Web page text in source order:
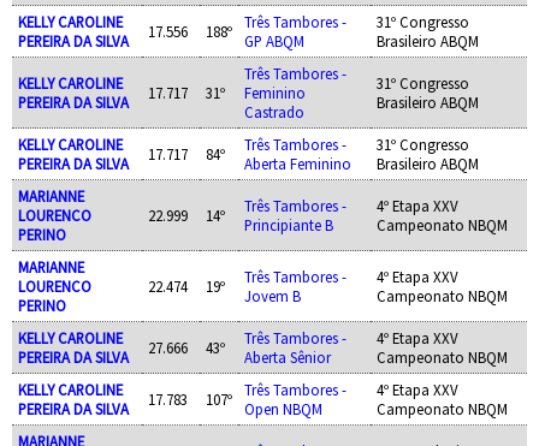
KELLY CAROLINE
PEREIRA DA SILVA
17.556 188º
Três Tambores -
GP ABQM
31º Congresso
Brasileiro ABQM
KELLY CAROLINE
PEREIRA DA SILVA
17.717 31º
Três Tambores -
Feminino
Castrado
31º Congresso
Brasileiro ABQM
KELLY CAROLINE
PEREIRA DA SILVA
17.717 84º
Três Tambores -
Aberta Feminino
31º Congresso
Brasileiro ABQM
MARIANNE
LOURENCO
PERINO
22.999 14º
Três Tambores -
Principiante B
4º Etapa XXV
Campeonato NBQM
MARIANNE
LOURENCO
PERINO
22.474 19º
Três Tambores -
Jovem B
4º Etapa XXV
Campeonato NBQM
KELLY CAROLINE
PEREIRA DA SILVA
27.666 43º
Três Tambores -
Aberta Sênior
4º Etapa XXV
Campeonato NBQM
KELLY CAROLINE
PEREIRA DA SILVA
17.783 107º
Três Tambores -
Open NBQM
4º Etapa XXV
Campeonato NBQM
MARIANNE